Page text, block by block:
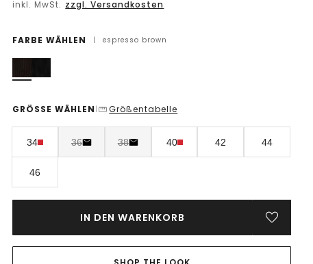
inkl. MwSt. zzgl. Versandkosten
FARBE WÄHLEN | espresso brown
GRÖSSE WÄHLEN | Größentabelle
34 36 38 40 42 44
46
IN DEN WARENKORB